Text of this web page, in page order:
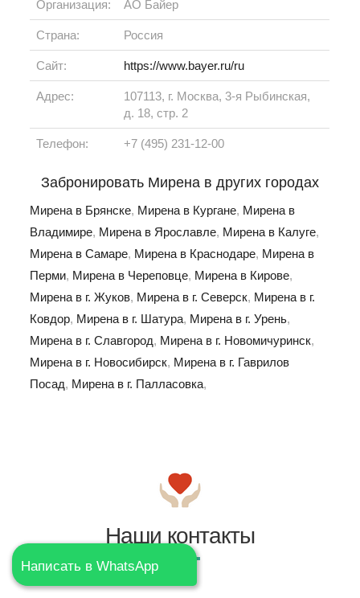
Организация: АО Байер
Страна: Россия
Сайт: https://www.bayer.ru/ru
Адрес:
107113, г. Москва, 3-я Рыбинская,
д. 18, стр. 2
Телефон: +7 (495) 231-12-00
Забронировать Мирена в других городах
Мирена в Брянске, Мирена в Кургане, Мирена в
Владимире, Мирена в Ярославле, Мирена в Калуге,
Мирена в Самаре, Мирена в Краснодаре, Мирена в
Перми, Мирена в Череповце, Мирена в Кирове,
Мирена в г. Жуков, Мирена в г. Северск, Мирена в г.
Ковдор, Мирена в г. Шатура, Мирена в г. Урень,
Мирена в г. Славгород, Мирена в г. Новомичуринск,
Мирена в г. Новосибирск, Мирена в г. Гаврилов
Посад, Мирена в г. Палласовка,
Написать в WhatsApp
Наши контакты